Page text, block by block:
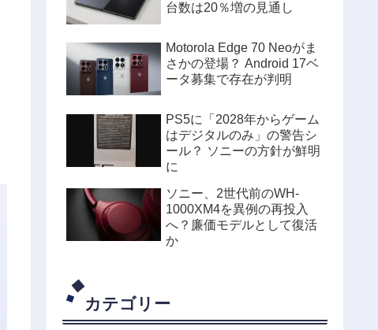
台数は20％増の見通し
Motorola Edge 70 Neoがま
さかの登場？ Android 17ベ
ータ募集で存在が判明
PS5に「2028年からゲーム
はデジタルのみ」の警告シ
ール？ ソニーの方針が鮮明
に
ソニー、2世代前のWH-
1000XM4を異例の再投入
へ？廉価モデルとして復活
か
カテゴリー